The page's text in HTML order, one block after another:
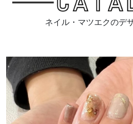
ネイル・マツエクのデ